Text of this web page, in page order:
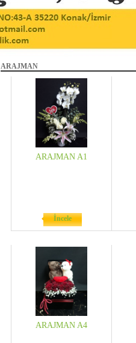
ARAJMAN
ARAJMAN A1
İncele
ARAJMAN A4